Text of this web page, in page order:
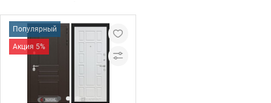
Популярный
Акция 5%